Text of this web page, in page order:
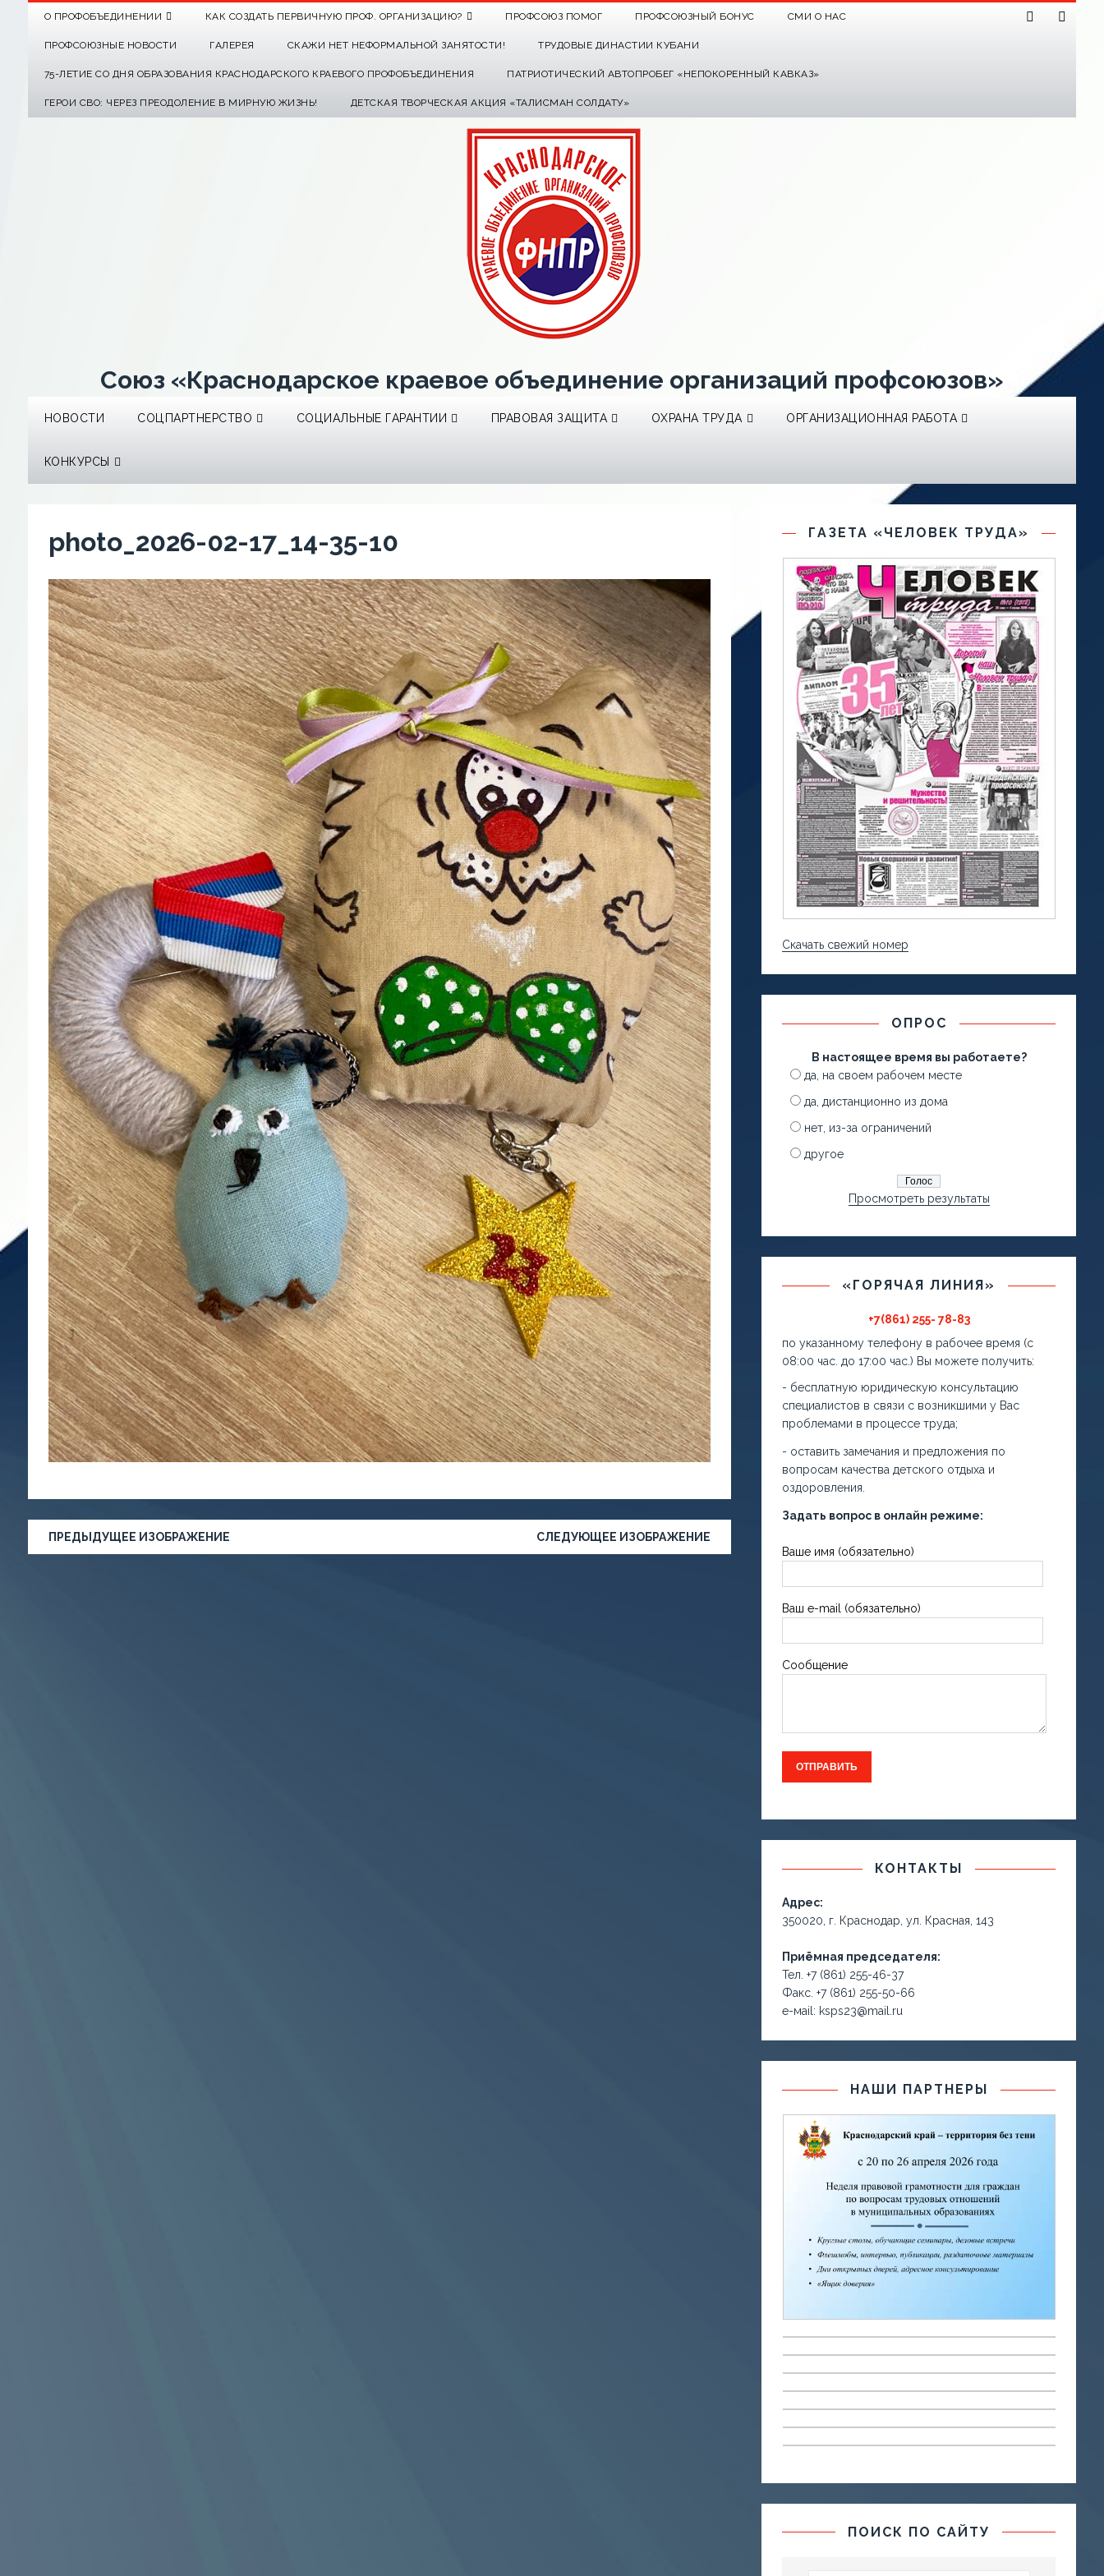
О ПРОФОБЪЕДИНЕНИИ КАК СОЗДАТЬ ПЕРВИЧНУЮ ПРОФ. ОРГАНИЗАЦИЮ? ПРОФСОЮЗ ПОМОГ ПРОФСОЮЗНЫЙ БОНУС СМИ О НАС
ПРОФСОЮЗНЫЕ НОВОСТИ ГАЛЕРЕЯ СКАЖИ НЕТ НЕФОРМАЛЬНОЙ ЗАНЯТОСТИ! ТРУДОВЫЕ ДИНАСТИИ КУБАНИ
75-ЛЕТИЕ СО ДНЯ ОБРАЗОВАНИЯ КРАСНОДАРСКОГО КРАЕВОГО ПРОФОБЪЕДИНЕНИЯ ПАТРИОТИЧЕСКИЙ АВТОПРОБЕГ «НЕПОКОРЕННЫЙ КАВКАЗ»
ГЕРОИ СВО: ЧЕРЕЗ ПРЕОДОЛЕНИЕ В МИРНУЮ ЖИЗНЬ! ДЕТСКАЯ ТВОРЧЕСКАЯ АКЦИЯ «ТАЛИСМАН СОЛДАТУ»
Союз «Краснодарское краевое объединение организаций профсоюзов»
НОВОСТИ СОЦПАРТНЕРСТВО СОЦИАЛЬНЫЕ ГАРАНТИИ ПРАВОВАЯ ЗАЩИТА ОХРАНА ТРУДА ОРГАНИЗАЦИОННАЯ РАБОТА
КОНКУРСЫ
photo_2026-02-17_14-35-10
ПРЕДЫДУЩЕЕ ИЗОБРАЖЕНИЕ СЛЕДУЮЩЕЕ ИЗОБРАЖЕНИЕ
ГАЗЕТА «ЧЕЛОВЕК ТРУДА»
Скачать свежий номер
ОПРОС
В настоящее время вы работаете?
да, на своем рабочем месте
да, дистанционно из дома
нет, из-за ограничений
другое
Просмотреть результаты
«ГОРЯЧАЯ ЛИНИЯ»
+7(861) 255- 78-83
по указанному телефону в рабочее время (с
08:00 час. до 17:00 час.) Вы можете получить:
- бесплатную юридическую консультацию
специалистов в связи с возникшими у Вас
проблемами в процессе труда;
- оставить замечания и предложения по
вопросам качества детского отдыха и
оздоровления.
Задать вопрос в онлайн режиме:
Ваше имя (обязательно)
Ваш e-mail (обязательно)
Сообщение
КОНТАКТЫ
Адрес:
350020, г. Краснодар, ул. Красная, 143
Приёмная председателя:
Тел. +7 (861) 255-46-37
Факс. +7 (861) 255-50-66
е-маil: ksps23@mail.ru
НАШИ ПАРТНЕРЫ
ПОИСК ПО САЙТУ